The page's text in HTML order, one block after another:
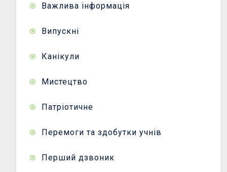
Важлива інформація
Випускні
Канікули
Мистецтво
Патріотичне
Перемоги та здобутки учнів
Перший дзвоник